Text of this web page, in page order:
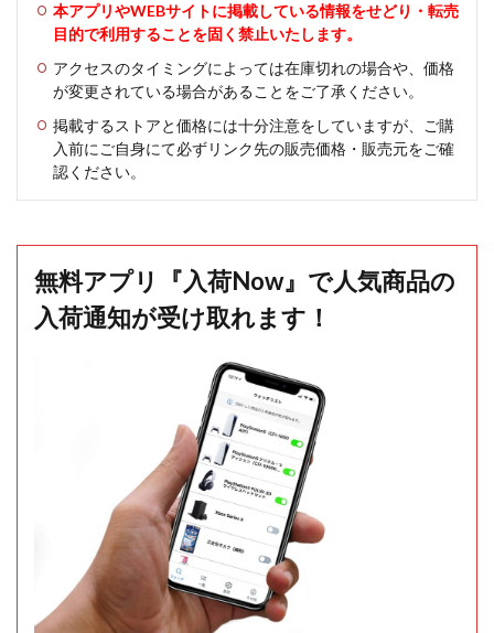
本アプリやWEBサイトに掲載している情報をせどり・転売
目的で利用することを固く禁止いたします。
アクセスのタイミングによっては在庫切れの場合や、価格
が変更されている場合があることをご了承ください。
掲載するストアと価格には十分注意をしていますが、ご購
入前にご自身にて必ずリンク先の販売価格・販売元をご確
認ください。
無料アプリ『入荷Now』で人気商品の
入荷通知が受け取れます！